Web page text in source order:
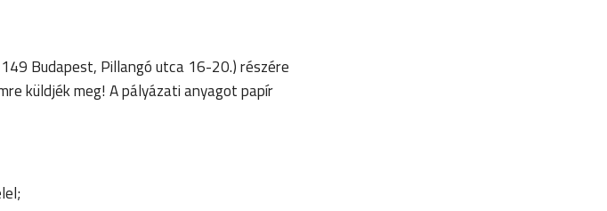
Budapest, Pillangó utca 16-20.) részére
küldjék meg! A pályázati anyagot papír